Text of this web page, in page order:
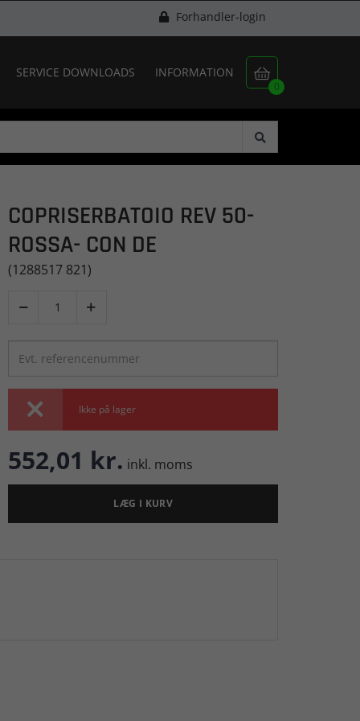
Forhandler-login

0
SERVICE DOWNLOADS INFORMATION
COPRISERBATOIO REV 50-
ROSSA- CON DE
(1288517 821)
 
 Ikke på lager
552,01 kr. inkl. moms
LÆG I KURV